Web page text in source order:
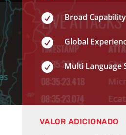
 Broad Capability
 Global
 Multi Language
VALOR ADICIONADO